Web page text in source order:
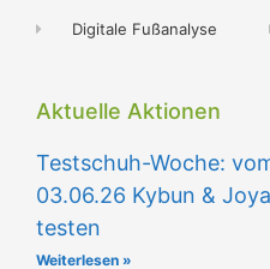
Digitale Fußanalyse
Aktuelle Aktionen
Testschuh-Woche:
03.06.26 Kybun &
testen
Weiterlesen »